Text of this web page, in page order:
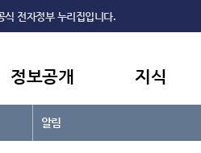
식 전자정부 누리집입니다.
정보공개 지식
알림